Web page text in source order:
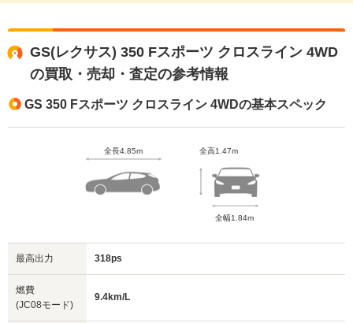
GS(レクサス) 350 Fスポーツ クロスライン 4WD
の買取・売却・査定の参考情報
GS 350 Fスポーツ クロスライン 4WDの基本スペック
全長4.85m 全高1.47m
全幅1.84m
最高出力 318ps
燃費
(JC08モード)
9.4km/L